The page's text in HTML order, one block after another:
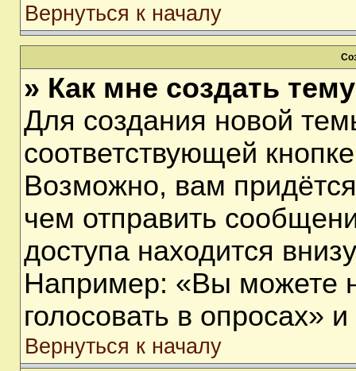
Вернуться к началу
» Как мне создать
Для создания новой
соответствующей
Возможно, вам
чем отправить
доступа находится
Например: «Вы можете
голосовать в опросах» и
Вернуться к началу